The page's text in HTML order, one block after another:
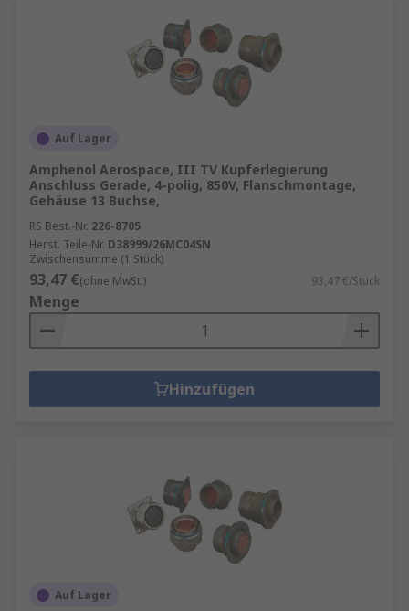
Auf Lager
Amphenol Aerospace, III TV Kupferlegierung
Anschluss Gerade, 4-polig, 850V, Flanschmontage,
Gehäuse 13 Buchse,
RS Best.-Nr. 226-8705
Herst. Teile-Nr. D38999/26MC04SN
Zwischensumme (1 Stück)
93,47 €(ohne MwSt.) 93,47 €/Stück
Menge
Hinzufügen
Auf Lager